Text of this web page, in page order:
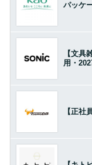
パッケ
【文具
用・
【正社